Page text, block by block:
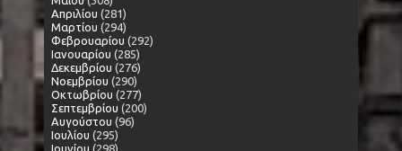
Απριλίου (281)
Μαρτίου (294)
Φεβρουαρίου (292)
Ιανουαρίου (285)
Δεκεμβρίου (276)
Νοεμβρίου (290)
Οκτωβρίου (277)
Σεπτεμβρίου (200)
Αυγούστου (96)
Ιουλίου (295)
Ιουνίου (298)